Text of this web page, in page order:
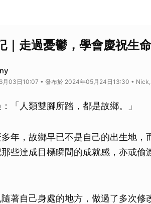
｜走過憂鬱，學會慶祝生
月03日10:07 • 發布於 2024年05月24日13:30 • Nick,
「人類雙腳所踏，都是故鄉。」
年，故鄉早已不是自己的出生地，
些達成目標瞬間的成就感，亦或偷
著自己身處的地方，做過了多次修